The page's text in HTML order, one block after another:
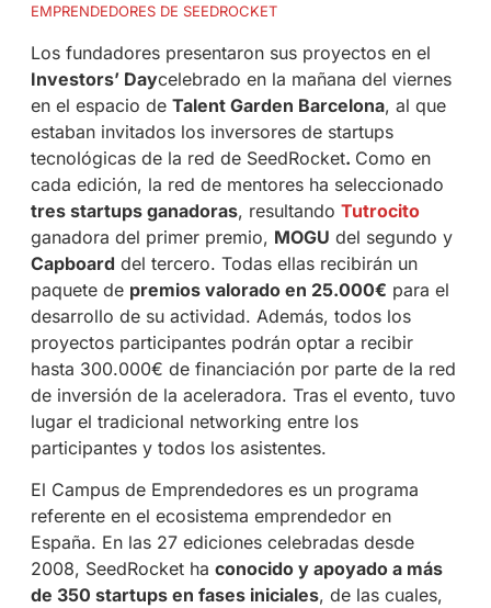
EMPRENDEDORES DE SEEDROCKET
Los fundadores presentaron sus proyectos en el
Investors’ Daycelebrado en la mañana del viernes
en el espacio de Talent Garden Barcelona, al que
estaban invitados los inversores de startups
tecnológicas de la red de SeedRocket. Como en
cada edición, la red de mentores ha seleccionado
tres startups ganadoras, resultando Tutrocito
ganadora del primer premio, MOGU del segundo y
Capboard del tercero. Todas ellas recibirán un
paquete de premios valorado en 25.000€ para el
desarrollo de su actividad. Además, todos los
proyectos participantes podrán optar a recibir
hasta 300.000€ de financiación por parte de la red
de inversión de la aceleradora. Tras el evento, tuvo
lugar el tradicional networking entre los
participantes y todos los asistentes.
El Campus de Emprendedores es un programa
referente en el ecosistema emprendedor en
España. En las 27 ediciones celebradas desde
2008, SeedRocket ha conocido y apoyado a más
de 350 startups en fases iniciales, de las cuales,